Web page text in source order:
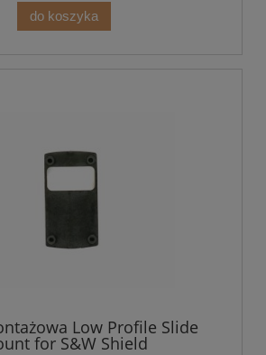
do koszyka
Low Profile Slide
for S&W Shield